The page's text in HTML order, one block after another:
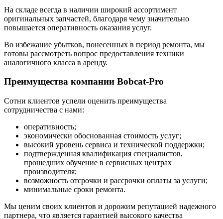
На складе всегда в наличии широкий ассортимент
оригинальных запчастей, благодаря чему значительно
повышается оперативность оказания услуг.
Во избежание убытков, понесенных в период ремонта, мы
готовы рассмотреть вопрос предоставления техники
аналогичного класса в аренду.
Преимущества компании Bobcat-Pro
Сотни клиентов успели оценить преимущества
сотрудничества с нами:
оперативность;
экономически обоснованная стоимость услуг;
высокий уровень сервиса и технической поддержки;
подтвержденная квалификация специалистов,
прошедших обучение в сервисных центрах
производителя;
возможность отсрочки и рассрочки оплаты за услуги;
минимальные сроки ремонта.
Мы ценим своих клиентов и дорожим репутацией надежного
партнера, что является гарантией высокого качества